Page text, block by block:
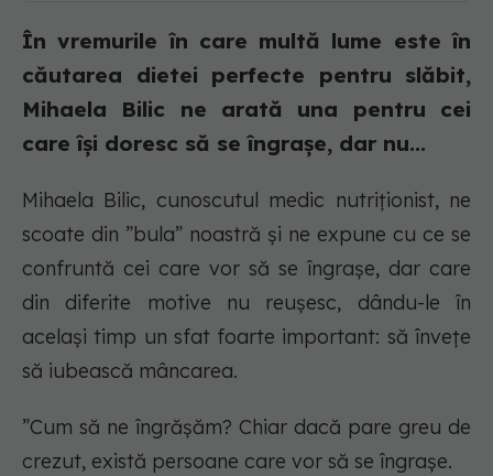
În vremurile în care multă lume este în
căutarea dietei perfecte pentru slăbit,
Mihaela Bilic ne arată una pentru cei
care își doresc să se îngrașe, dar nu...
Mihaela Bilic, cunoscutul medic nutriționist, ne
scoate din ”bula” noastră și ne expune cu ce se
confruntă cei care vor să se îngrașe, dar care
din diferite motive nu reușesc, dându-le în
același timp un sfat foarte important: să învețe
să iubească mâncarea.
”Cum să ne îngrășăm? Chiar dacă pare greu de
crezut, există persoane care vor să se îngrașe.